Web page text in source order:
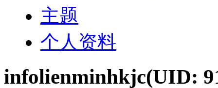
主题
个人资料
infolienminhkjc(UID: